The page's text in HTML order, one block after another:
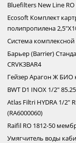
Bluefilters New Line
Ecosoft Комплект
полипропилена
Система
Барьер (Barrier)
CRVK3BAR4
Гейзер Арагон Ж БИО
BWT D1 INOX 1/2"
Atlas Filtri HYDRA 1/2"
(RA6000060)
Raifil RO 1812-50
Умягчитель воды